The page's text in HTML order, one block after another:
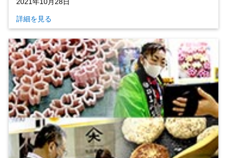
詳細を見る